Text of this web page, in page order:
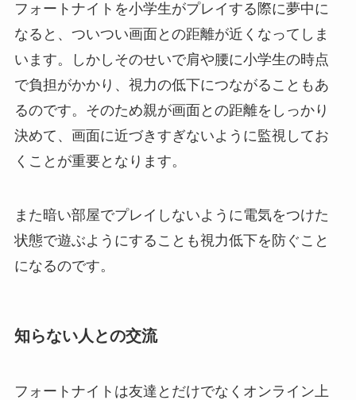
フォートナイトを小学生がプレイする際に夢中に
なると、ついつい画面との距離が近くなってしま
います。しかしそのせいで肩や腰に小学生の時点
で負担がかかり、視力の低下につながることもあ
るのです。そのため親が画面との距離をしっかり
決めて、画面に近づきすぎないように監視してお
くことが重要となります。
また暗い部屋でプレイしないように電気をつけた
状態で遊ぶようにすることも視力低下を防ぐこと
になるのです。
知らない人との交流
フォートナイトは友達とだけでなくオンライン上